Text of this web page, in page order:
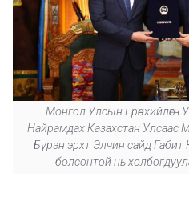
Монгол Улсын Ерөнхийлөгч
Найрамдах Казахстан Улсаас
Бүрэн эрхт Элчин сайд
болсонтой нь